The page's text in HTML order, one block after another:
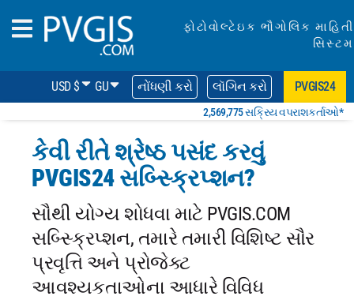
ફોટોવોલ્ટેઇક ભૌગોલિક માહિતી
સિસ્ટમ
USD $ GU નોંધણી કરો લૉગિન કરો PVGIS24
2,569,775 સક્રિય વપરાશકર્તાઓ*
કેવી રીતે શ્રેષ્ઠ પસંદ કરવું
PVGIS24 સબ્સ્ક્રિપ્શન?
સૌથી યોગ્ય શોધવા માટે PVGIS.COM
સબ્સ્ક્રિપ્શન, તમારે તમારી વિશિષ્ટ સૌર
પ્રવૃત્તિ અને પ્રોજેક્ટ
આવશ્યકતાઓના આધારે વિવિધ